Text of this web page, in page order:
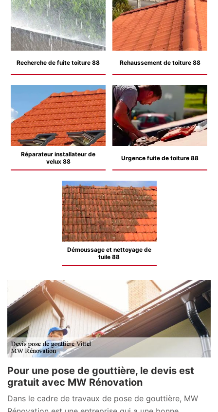
Recherche de fuite toiture 88 Rehaussement de toiture 88
Réparateur installateur de
velux 88
Urgence fuite de toiture 88
Démoussage et nettoyage de
tuile 88
Pour une pose de gouttière, le devis est
gratuit avec MW Rénovation
Dans le cadre de travaux de pose de gouttière, MW